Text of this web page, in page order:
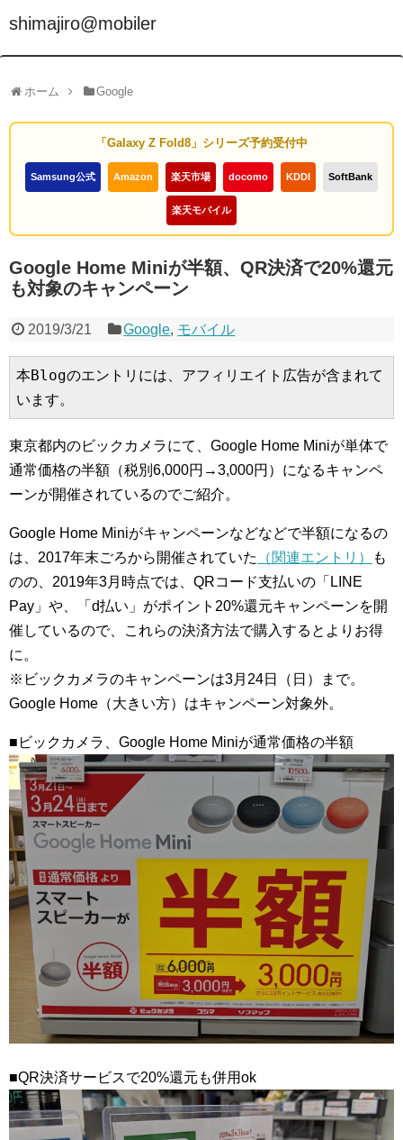
shimajiro@mobiler
ホーム Google
「Galaxy Z Fold8」シリーズ予約受付中
Samsung公式 Amazon 楽天市場 docomo KDDI SoftBank
楽天モバイル
Google Home Miniが半額、QR決済で20%還元
も対象のキャンペーン
2019/3/21 Google, モバイル
本Blogのエントリには、アフィリエイト広告が含まれて
います。
東京都内のビックカメラにて、Google Home Miniが単体で
通常価格の半額（税別6,000円→3,000円）になるキャンペ
ーンが開催されているのでご紹介。
Google Home Miniがキャンペーンなどなどで半額になるの
は、2017年末ごろから開催されていた
（関連エントリ）
も
のの、2019年3月時点では、QRコード支払いの「LINE
Pay」や、「d払い」がポイント20%還元キャンペーンを開
催しているので、これらの決済方法で購入するとよりお得
に。
※ビックカメラのキャンペーンは3月24日（日）まで。
Google Home（大きい方）はキャンペーン対象外。
■ビックカメラ、Google Home Miniが通常価格の半額
■QR決済サービスで20%還元も併用ok